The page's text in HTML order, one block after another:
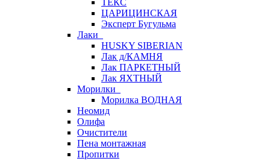
ТЕКС
ЦАРИЦИНСКАЯ
Эксперт Бугульма
Лаки
HUSKY SIBERIAN
Лак д/КАМНЯ
Лак ПАРКЕТНЫЙ
Лак ЯХТНЫЙ
Морилки
Морилка ВОДНАЯ
Неомид
Олифа
Очистители
Пена монтажная
Пропитки